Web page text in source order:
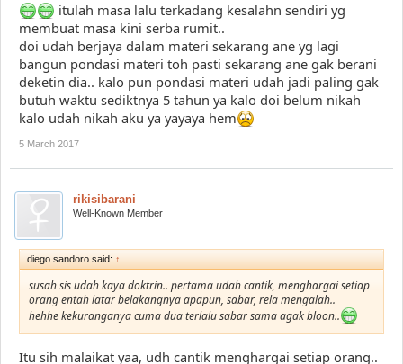
itulah masa lalu terkadang kesalahn sendiri yg
membuat masa kini serba rumit..
doi udah berjaya dalam materi sekarang ane yg lagi
bangun pondasi materi toh pasti sekarang ane gak berani
deketin dia.. kalo pun pondasi materi udah jadi paling gak
butuh waktu sediktnya 5 tahun ya kalo doi belum nikah
kalo udah nikah aku ya yayaya hem
5 March 2017
rikisibarani
Well-Known Member
diego sandoro said: ↑
susah sis udah kaya doktrin.. pertama udah cantik, menghargai setiap
orang entah latar belakangnya apapun, sabar, rela mengalah..
hehhe kekuranganya cuma dua terlalu sabar sama agak bloon..
Itu sih malaikat yaa, udh cantik menghargai setiap orang..